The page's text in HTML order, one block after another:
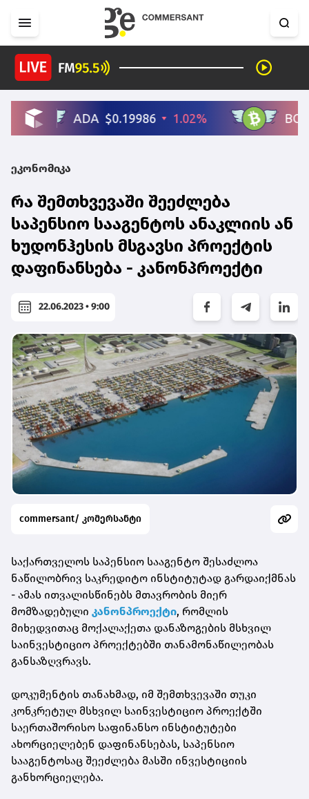
ეკონომიკა
რა შემთხვევაში შეეძლება
საპენსიო სააგენტოს ანაკლიის ან
ხუდონჰესის მსგავსი პროექტის
დაფინანსება - კანონპროექტი
22.06.2023 • 9:00
commersant/ კომერსანტი
საქართველოს საპენსიო სააგენტო შესაძლოა
ნაწილობრივ საკრედიტო ინსტიტუტად გარდაიქმნას
- ამას ითვალისწინებს მთავრობის მიერ
მომზადებული კანონპროექტი, რომლის
მიხედვითაც მოქალაქეთა დანაზოგების მსხვილ
საინვესტიციო პროექტებში თანამონაწილეობას
განსაზღვრავს.
დოკუმენტის თანახმად, იმ შემთხვევაში თუკი
კონკრეტულ მსხვილ საინვესტიციო პროექტში
საერთაშორისო საფინანსო ინსტიტუტები
ახორციელებენ დაფინანსებას, საპენსიო
სააგენტოსაც შეეძლება მასში ინვესტიციის
განხორციელება.